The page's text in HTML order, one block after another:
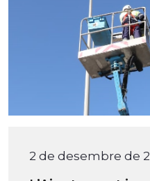
2 de desembre de